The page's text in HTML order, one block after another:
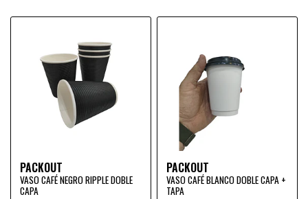
PACKOUT
VASO CAFÉ NEGRO RIPPLE DOBLE
CAPA
PACKOUT
VASO CAFÉ BLANCO DOBLE CAPA +
TAPA